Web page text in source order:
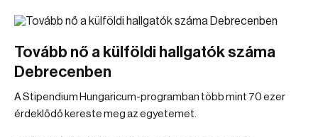
Tovább nő a külföldi hallgatók száma
Debrecenben
A Stipendium Hungaricum-programban több mint 70 ezer
érdeklődő kereste meg az egyetemet.